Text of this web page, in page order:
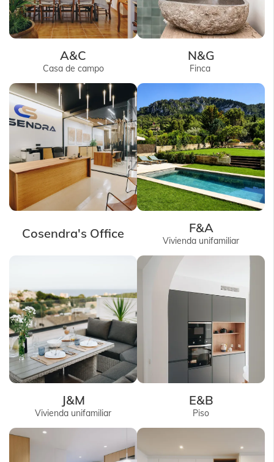
A&C
Casa de campo
N&G
Finca
Cosendra's Office F&A
Vivienda unifamiliar
J&M
Vivienda unifamiliar
E&B
Piso